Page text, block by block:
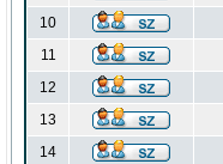
10
11
12
13
14